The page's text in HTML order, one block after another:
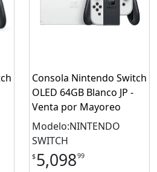
Consola Nintendo Switch
OLED 64GB Blanco JP -
Venta por Mayoreo
Modelo:NINTENDO
SWITCH
$5,09899